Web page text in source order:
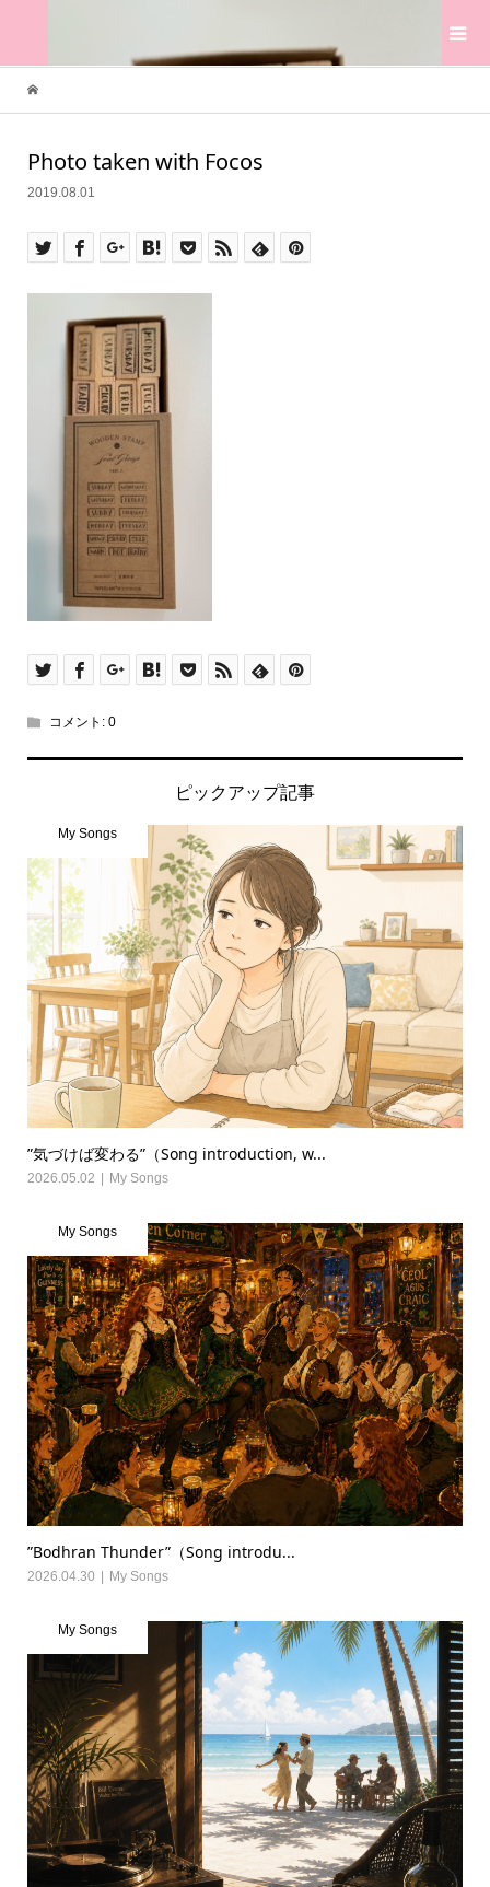
Photo taken with Focos
2019.08.01
コメント: 0
ピックアップ記事
My Songs
”気づけば変わる”（Song introduction, w...
2026.05.02 My Songs
My Songs
”Bodhran Thunder”（Song introdu...
2026.04.30 My Songs
My Songs